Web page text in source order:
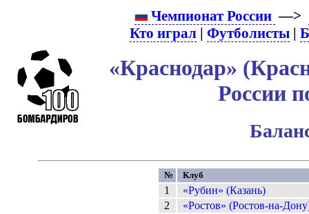
Чемпионат России —>
Кто играл |Футболисты |
«Краснодар»
России
№ Клуб
1
«Рубин» (Казань)
2
«Ростов» (Ростов-на-